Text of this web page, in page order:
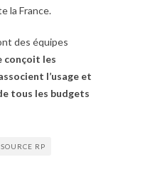
la France.
des équipes
conçoit les
l’usage et
tous les budgets
SOURCE RP